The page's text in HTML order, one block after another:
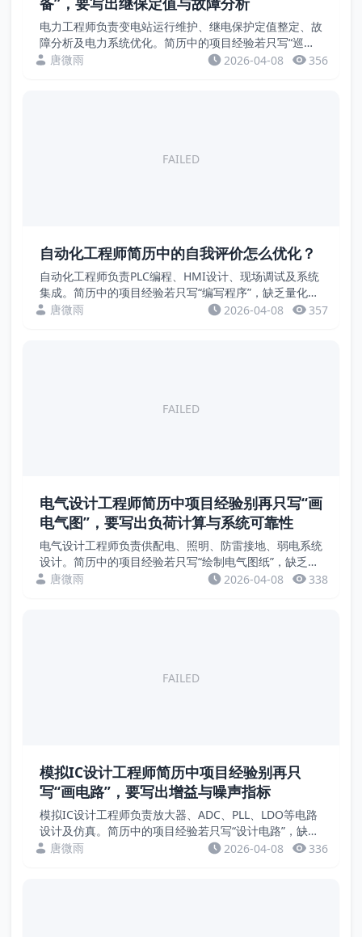
电力工程师负责变电站运行维护、继电保护定值整定、故
障分析及电力系统优化。简历中的项目经验若只写“巡视
设备”“倒闸操作”，缺乏量化成果。招聘方关注的是保护
唐微雨 2026-04-08 356
FAILED
自动化工程师简历中的自我评价怎么优化？
自动化工程师负责PLC编程、HMI设计、现场调试及系统
集成。简历中的项目经验若只写“编写程序”，缺乏量化成
果。招聘方关注的是控制精度、响应时间、节拍提升、故
唐微雨 2026-04-08 357
FAILED
电气设计工程师简历中项目经验别再只写“画
电气图”，要写出负荷计算与系统可靠性
电气设计工程师负责供配电、照明、防雷接地、弱电系统
设计。简历中的项目经验若只写“绘制电气图纸”，缺乏量
化成果。招聘方关注的是负荷等级、备用电源切换时间、
唐微雨 2026-04-08 338
FAILED
模拟IC设计工程师简历中项目经验别再只
写“画电路”，要写出增益与噪声指标
模拟IC设计工程师负责放大器、ADC、PLL、LDO等电路
设计及仿真。简历中的项目经验若只写“设计电路”，缺乏
量化成果。招聘方关注的是增益、带宽、噪声、PSRR、
唐微雨 2026-04-08 336